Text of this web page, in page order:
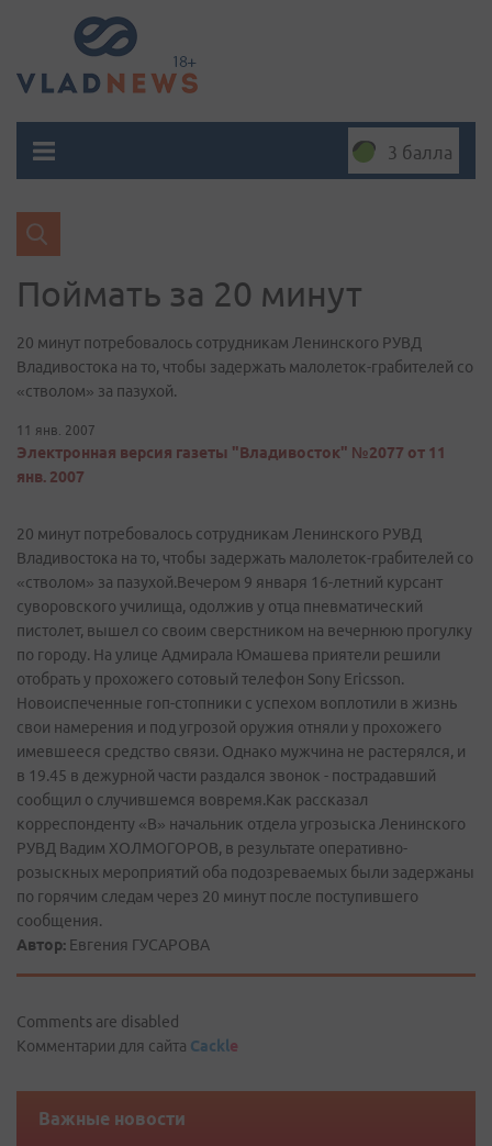
3 балла
Поймать за 20 минут
20 минут потребовалось сотрудникам Ленинского РУВД
Владивостока на то, чтобы задержать малолеток-грабителей со
«стволом» за пазухой.
11 янв. 2007
Электронная версия газеты "Владивосток" №2077 от 11
янв. 2007
20 минут потребовалось сотрудникам Ленинского РУВД
Владивостока на то, чтобы задержать малолеток-грабителей со
«стволом» за пазухой.Вечером 9 января 16-летний курсант
суворовского училища, одолжив у отца пневматический
пистолет, вышел со своим сверстником на вечернюю прогулку
по городу. На улице Адмирала Юмашева приятели решили
отобрать у прохожего сотовый телефон Sony Ericsson.
Новоиспеченные гоп-стопники с успехом воплотили в жизнь
свои намерения и под угрозой оружия отняли у прохожего
имевшееся средство связи. Однако мужчина не растерялся, и
в 19.45 в дежурной части раздался звонок - пострадавший
сообщил о случившемся вовремя.Как рассказал
корреспонденту «В» начальник отдела угрозыска Ленинского
РУВД Вадим ХОЛМОГОРОВ, в результате оперативно-
розыскных мероприятий оба подозреваемых были задержаны
по горячим следам через 20 минут после поступившего
сообщения.
Автор: Евгения ГУСАРОВА
Comments are disabled
Комментарии для сайта Cackle
Важные новости